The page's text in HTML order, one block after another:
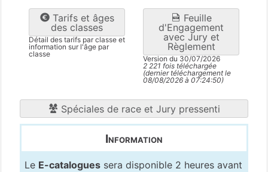
Tarifs et âges
des classes
Détail des tarifs par classe et
information sur l'âge par
classe
Feuille
d'Engagement
avec Jury et
Règlement
Version du 30/07/2026
2 221 fois téléchargée
(dernier téléchargement le
08/08/2026 à 07:24:50)
Spéciales de race et Jury pressenti
Information
Le E-catalogues sera disponible 2 heures avant